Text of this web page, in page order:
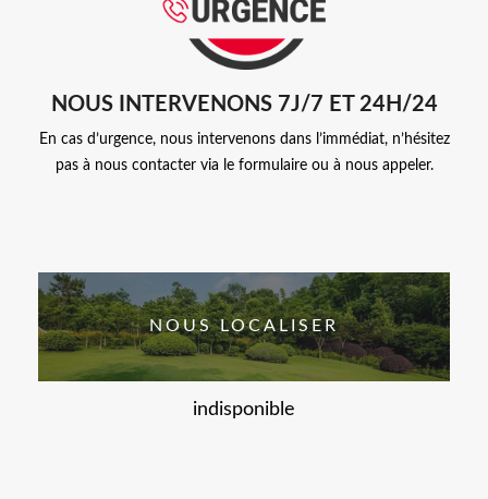
NOUS INTERVENONS 7J/7 ET 24H/24
En cas d’urgence, nous intervenons dans l’immédiat, n’hésitez
pas à nous contacter via le formulaire ou à nous appeler.
NOUS LOCALISER
indisponible